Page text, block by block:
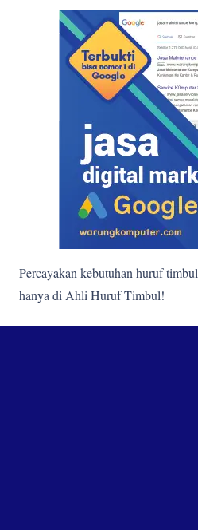
Percayakan kebutuhan huruf
hanya di Ahli Huruf Timbul!